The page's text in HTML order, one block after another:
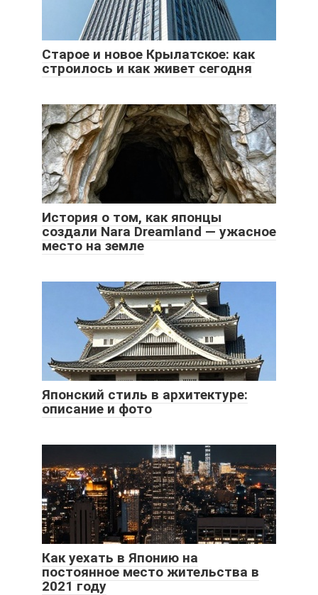
Старое и новое Крылатское: как
строилось и как живет сегодня
История о том, как японцы
создали Nara Dreamland — ужасное
место на земле
Японский стиль в архитектуре:
описание и фото
Как уехать в Японию на
постоянное место жительства в
2021 году